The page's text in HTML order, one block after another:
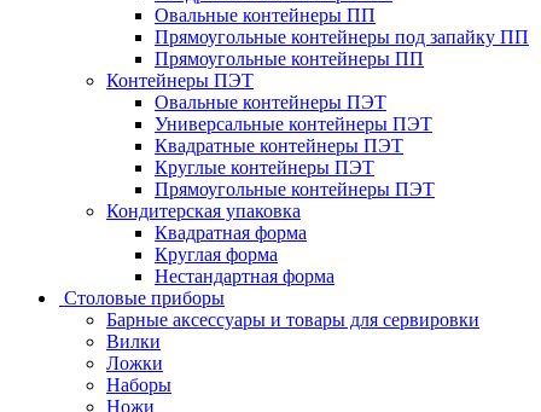
Овальные контейнеры ПП
Прямоугольные контейнеры под запайку ПП
Прямоугольные контейнеры ПП
Контейнеры ПЭТ
Овальные контейнеры ПЭТ
Универсальные контейнеры ПЭТ
Квадратные контейнеры ПЭТ
Круглые контейнеры ПЭТ
Прямоугольные контейнеры ПЭТ
Кондитерская упаковка
Квадратная форма
Круглая форма
Нестандартная форма
Столовые приборы
Барные аксессуары и товары для сервировки
Вилки
Ложки
Наборы
Ножи